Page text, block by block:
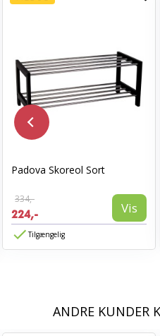
Padova Skoreol Sort
334,-
224,- Vis
Tilgængelig
ANDRE KUNDER